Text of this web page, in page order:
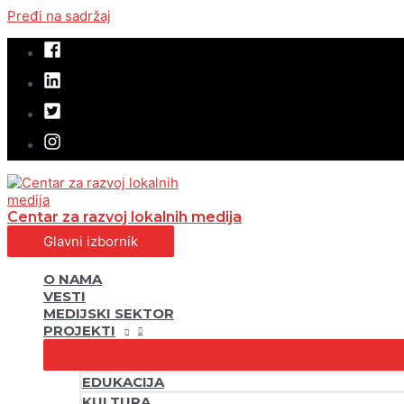
Pređi na sadržaj
Centar za razvoj lokalnih medija
Glavni izbornik
O NAMA
VESTI
MEDIJSKI SEKTOR
PROJEKTI
EDUKACIJA